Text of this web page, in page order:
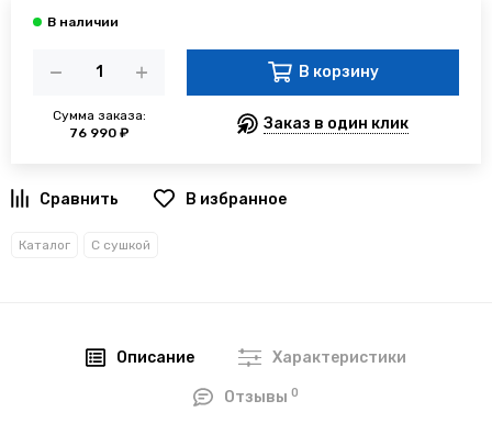
Сумма заказа:
76 990 ₽
В корзину
Заказ в один клик
В избранное
Каталог С сушкой
Описание Характеристики
Отзывы0